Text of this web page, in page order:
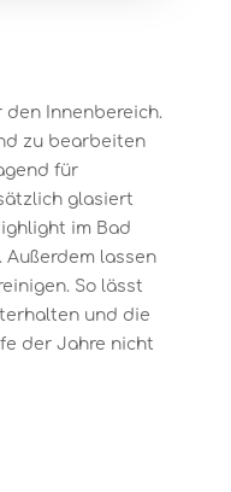
Innenbereich.
zu bearbeiten
für
glasiert
im Bad
Außerdem lassen
So lässt
und die
der Jahre nicht